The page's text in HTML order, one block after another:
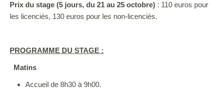
Prix du stage (5 jours, du 21 au 25 octobre) : 110 euros pour
les licenciés, 130 euros pour les non-licenciés.
PROGRAMME DU STAGE :
Matins
Accueil de 8h30 à 9h00.